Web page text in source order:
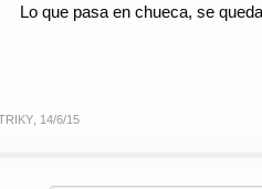
Lo que pasa en chueca, se
14/6/15